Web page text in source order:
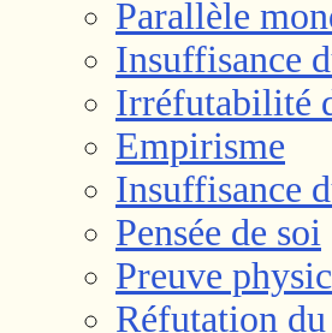
Parallèle
Insuffisance
Irréfutabilité
Empirisme
Insuffisance
Pensée de soi
Preuve
Réfutation du